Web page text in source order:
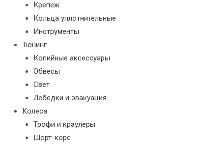
Крепеж
Кольца уплотнительные
Инструменты
Тюнинг
Копийные аксессуары
Обвесы
Свет
Лебедки и эвакуация
Колеса
Трофи и краулеры
Шорт-корс